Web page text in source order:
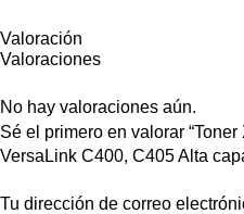
Valoración
Valoraciones
No hay valoraciones aún.
Sé el primero en valorar
VersaLink C400, C405 Alta
Tu dirección de correo